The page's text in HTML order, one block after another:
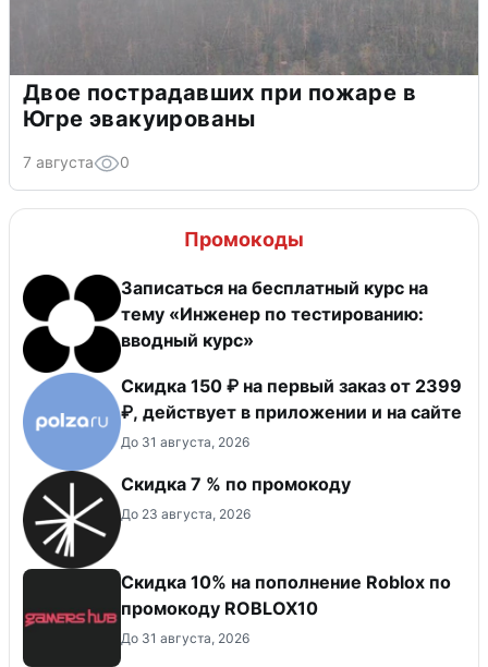
Двое пострадавших при пожаре в
Югре эвакуированы
7 августа 0
Промокоды
Записаться на бесплатный курс на
тему «Инженер по тестированию:
вводный курс»
Скидка 150 ₽ на первый заказ от 2399
₽, действует в приложении и на сайте
До 31 августа, 2026
Скидка 7 % по промокоду
До 23 августа, 2026
Скидка 10% на пополнение Roblox по
промокоду ROBLOX10
До 31 августа, 2026